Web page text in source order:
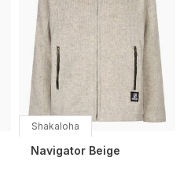
Shakaloha
Navigator Beige